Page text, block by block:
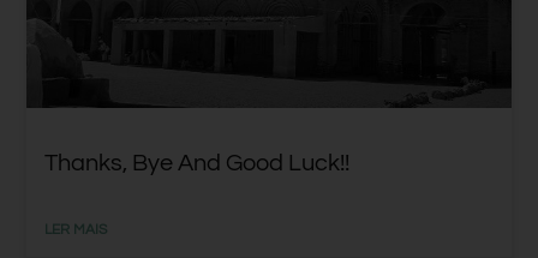
Thanks, Bye And Good Luck!!
LER MAIS